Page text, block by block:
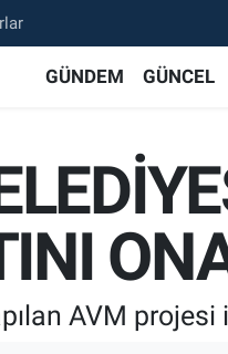
GÜNDEM GÜNCEL
AVM